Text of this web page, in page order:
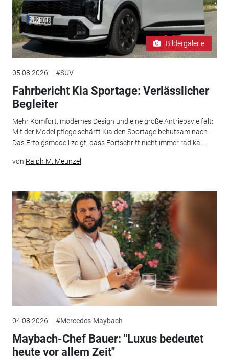
Bildergalerie
05.08.2026 #SUV
Fahrbericht Kia Sportage: Verlässlicher
Begleiter
Mehr Komfort, modernes Design und eine große Antriebsvielfalt:
Mit der Modellpflege schärft Kia den Sportage behutsam nach.
Das Erfolgsmodell zeigt, dass Fortschritt nicht immer radikal...
von Ralph M. Meunzel
04.08.2026 #Mercedes-Maybach
Maybach-Chef Bauer: "Luxus bedeutet
heute vor allem Zeit"